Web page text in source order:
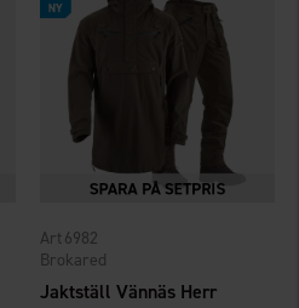
Jaktställ Vännäs Herr
Brokared
6982